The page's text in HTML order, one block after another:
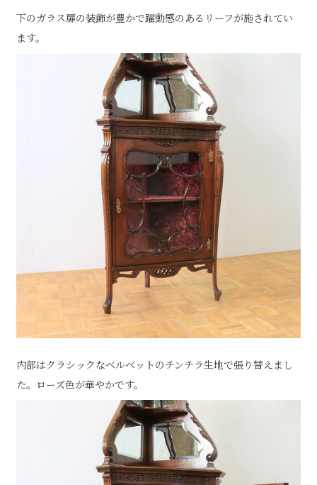
下のガラス扉の装飾が豊かで躍動感のあるリーフが施されてい
ます。
内部はクラシックなベルベットのチンチラ生地で張り替えまし
た。ローズ色が華やかです。